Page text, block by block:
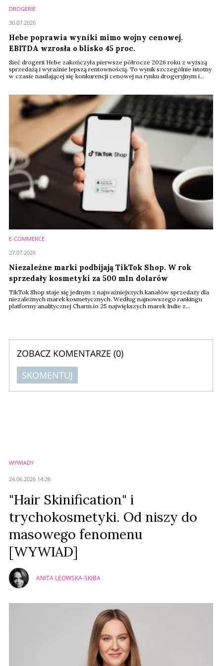
DROGERIE
Hebe poprawia wyniki mimo wojny cenowej.
EBITDA wzrosła o blisko 45 proc.
Sieć drogerii Hebe zakończyła pierwsze półrocze 2026 roku z wyższą
sprzedażą i wyraźnie lepszą rentownością. To wynik szczególnie istotny
w czasie nasilającej się konkurencji cenowej na rynku drogeryjnym i
30.07.2026
E-COMMERCE
Niezależne marki podbijają TikTok Shop. W rok
sprzedały kosmetyki za 500 mln dolarów
TikTok Shop staje się jednym z najważniejszych kanałów sprzedaży dla
niezależnych marek kosmetycznych. Według najnowszego rankingu
platformy analitycznej Charm.io 25 największych marek Indie z
27.07.2026
ZOBACZ KOMENTARZE (0)
SKOMENTUJ
WYWIADY
24.06.2026 14:26
"Hair Skinification" i
trychokosmetyki. Od niszy do
masowego fenomenu
[WYWIAD]
ANITA LEOWSKA-SKIBA